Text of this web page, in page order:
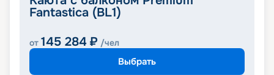
Fantastica (BL1)
от 145 284 ₽ /чел
Выбрать